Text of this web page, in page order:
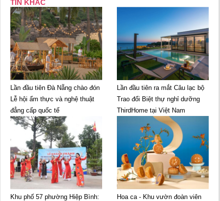
TIN KHÁC
Lần đầu tiên Đà Nẵng chào đón
Lễ hội ẩm thực và nghệ thuật
đẳng cấp quốc tế
Lần đầu tiên ra mắt Câu lạc bộ
Trao đổi Biệt thự nghỉ dưỡng
ThirdHome tại Việt Nam
Khu phố 57 phường Hiệp Bình:
Hoa ca - Khu vườn đoàn viên